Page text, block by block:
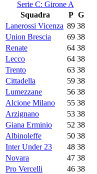
Serie C: Girone A
Squadra
P G
Lanerossi Vicenza 89 38
Union Brescia
69 38
Renate
64 38
Lecco
64 38
Trento
63 38
Cittadella
59 38
Lumezzane
56 38
Alcione Milano
55 38
Arzignano
53 38
Giana Erminio
52 38
Albinoleffe
50 38
Inter Under 23
48 38
Novara
47 38
Pro Vercelli
46 38